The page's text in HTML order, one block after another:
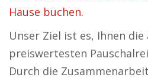
Hause buchen.
Unser Ziel ist es, Ihnen
preiswertesten
Durch die